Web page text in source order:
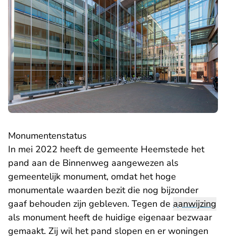
Monumentenstatus
In mei 2022 heeft de gemeente Heemstede het
pand aan de Binnenweg aangewezen als
gemeentelijk monument, omdat het hoge
monumentale waarden bezit die nog bijzonder
gaaf behouden zijn gebleven. Tegen de aanwijzing
als monument heeft de huidige eigenaar bezwaar
gemaakt. Zij wil het pand slopen en er woningen